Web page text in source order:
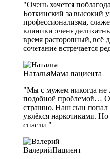
"Очень хочется
Боткинский за высокий
профессионализма,
клиники очень
время расторопный, всё
сочетание встречается
НатальяМама пациента
"Мы с мужем никогда не
подобной проблемой…
страшно. Наш сын
увлёкся наркотиками.
спасли."
ВалерийПациент